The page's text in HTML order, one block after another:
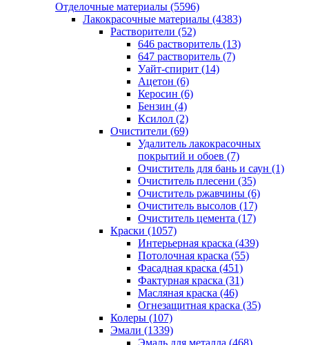
Отделочные материалы (5596)
Лакокрасочные материалы (4383)
Растворители (52)
646 растворитель (13)
647 растворитель (7)
Уайт-спирит (14)
Ацетон (6)
Керосин (6)
Бензин (4)
Ксилол (2)
Очистители (69)
Удалитель лакокрасочных
покрытий и обоев (7)
Очиститель для бань и саун (1)
Очиститель плесени (35)
Очиститель ржавчины (6)
Очиститель высолов (17)
Очиститель цемента (17)
Краски (1057)
Интерьерная краска (439)
Потолочная краска (55)
Фасадная краска (451)
Фактурная краска (31)
Масляная краска (46)
Огнезащитная краска (35)
Колеры (107)
Эмали (1339)
Эмаль для металла (468)